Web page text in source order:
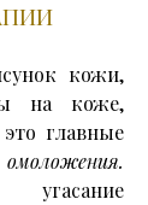
кожи,
на коже,
главные
омоложения.